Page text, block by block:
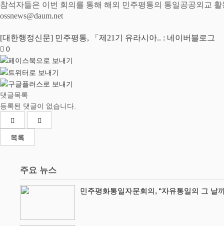
참석자들은 이번 회의를 통해 해외 민주평통의 통일공공외교
ossnews@daum.net
[대한행정신문] 민주평통, 「제21기 유라시아.. : 네이버블로그
0
댓글목록
등록된 댓글이 없습니다.
목록
주요 뉴스
민주평화통일자문회의, “자유통일의 그 날